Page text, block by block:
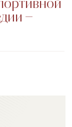
−